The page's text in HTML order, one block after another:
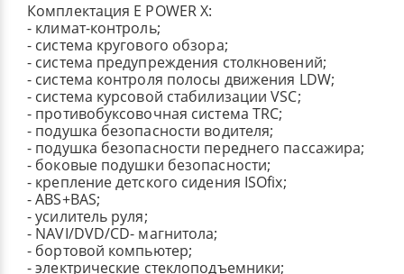
Комплектация E POWER X:
- климат-контроль;
- система кругового обзора;
- система предупреждения столкновений;
- система контроля полосы движения LDW;
- система курсовой стабилизации VSC;
- противобуксовочная система TRC;
- подушка безопасности водителя;
- подушка безопасности переднего пассажира;
- боковые подушки безопасности;
- крепление детского сидения ISOfix;
- ABS+BAS;
- усилитель руля;
- NAVI/DVD/CD- магнитола;
- бортовой компьютер;
- электрические стеклоподъемники;